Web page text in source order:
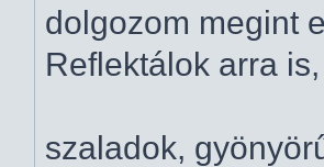
dolgozom megint
Reflektálok arra
szaladok,